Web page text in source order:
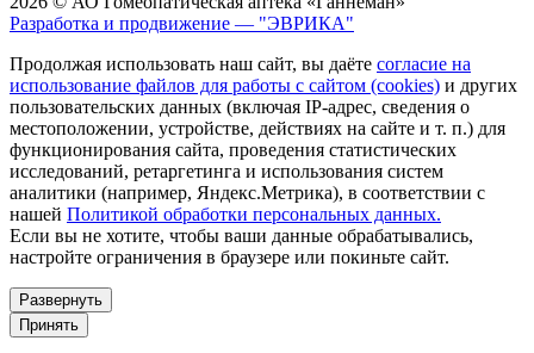
Разработка и продвижение — "ЭВРИКА"
Продолжая использовать наш сайт, вы даёте согласие на
использование файлов для работы с сайтом (cookies) и других
пользовательских данных (включая IP-адрес, сведения о
местоположении, устройстве, действиях на сайте и т. п.) для
функционирования сайта, проведения статистических
исследований, ретаргетинга и использования систем
аналитики (например, Яндекс.Метрика), в соответствии с
нашей Политикой обработки персональных данных.
Если вы не хотите, чтобы ваши данные обрабатывались,
настройте ограничения в браузере или покиньте сайт.
Развернуть
Принять